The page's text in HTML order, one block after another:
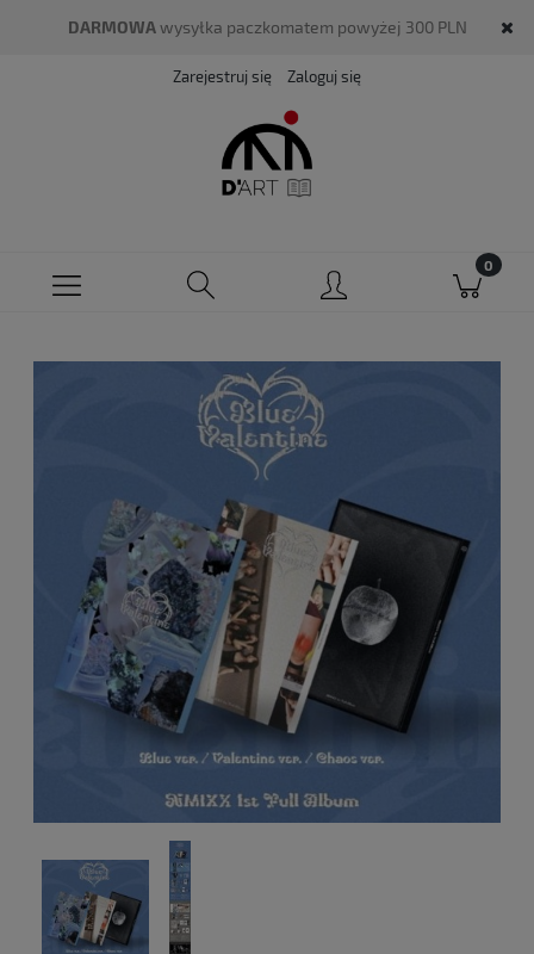
DARMOWAwysyłka paczkomatem powyżej 300 PLN
Zarejestruj się Zaloguj się